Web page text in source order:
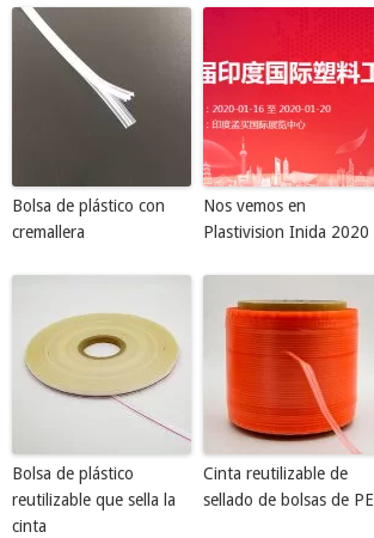
Bolsa de plástico con
cremallera
Nos vemos en
Plastivision Inida 2020
Bolsa de plástico
reutilizable que sella la
cinta
Cinta reutilizable de
sellado de bolsas de PE